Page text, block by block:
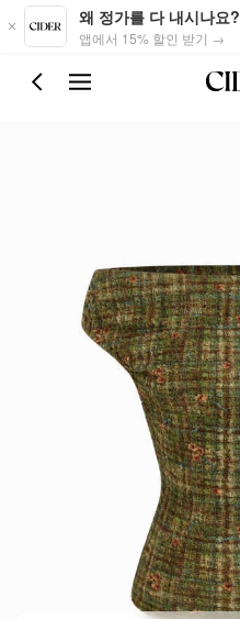
Skip to main content
왜 정가를 다 내시나요?
앱에서 15% 할인 받기 →